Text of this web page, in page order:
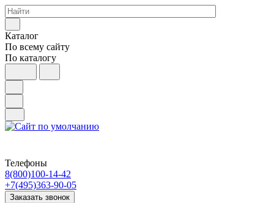
Каталог
По всему сайту
По каталогу
Телефоны
8(800)100-14-42
+7(495)363-90-05
Заказать звонок